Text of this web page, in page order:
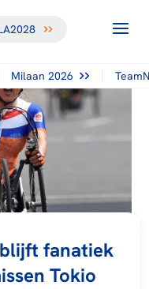
Milaan 2026
fanatiek
Tokio